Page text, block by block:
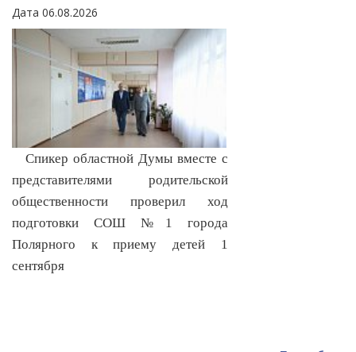
Дата 06.08.2026
Спикер областной Думы вместе с
представителями родительской
общественности проверил ход
подготовки СОШ №1 города
Полярного к приему детей 1
сентября